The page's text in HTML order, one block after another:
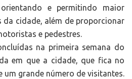
e permitindo maior
da cidade, além de proporcionar
e pedestres.
na primeira semana do
em que a cidade, que fica no
um grande número de visitantes.